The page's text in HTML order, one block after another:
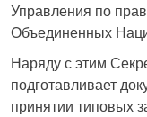
Управления по
Объединенных
Наряду с этим
подготавливает
принятии типовых